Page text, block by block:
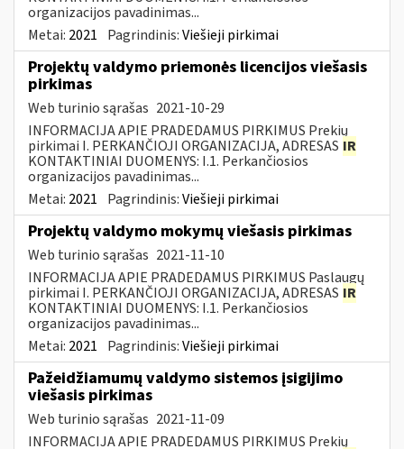
organizacijos pavadinimas...
Metai: 2021 Pagrindinis:Viešieji pirkimai
Projektų valdymo priemonės licencijos viešasis
pirkimas
Web turinio sąrašas 2021-10-29
INFORMACIJA APIE PRADEDAMUS PIRKIMUS Prekių
pirkimai I. PERKANČIOJI ORGANIZACIJA, ADRESAS IR
KONTAKTINIAI DUOMENYS: I.1. Perkančiosios
organizacijos pavadinimas...
Metai: 2021 Pagrindinis:Viešieji pirkimai
Projektų valdymo mokymų viešasis pirkimas
Web turinio sąrašas 2021-11-10
INFORMACIJA APIE PRADEDAMUS PIRKIMUS Paslaugų
pirkimai I. PERKANČIOJI ORGANIZACIJA, ADRESAS IR
KONTAKTINIAI DUOMENYS: I.1. Perkančiosios
organizacijos pavadinimas...
Metai: 2021 Pagrindinis:Viešieji pirkimai
Pažeidžiamumų valdymo sistemos įsigijimo
viešasis pirkimas
Web turinio sąrašas 2021-11-09
INFORMACIJA APIE PRADEDAMUS PIRKIMUS Prekių